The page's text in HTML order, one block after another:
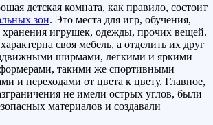
детская комната, как правило, состоит
зон. Это места для игр, обучения,
игрушек, одежды, прочих вещей.
своя мебель, а отделить их друг
ширмами, легкими и яркими
такими же спортивными
и переходами от цвета к цвету. Главное,
не имели острых углов, были
материалов и создавали